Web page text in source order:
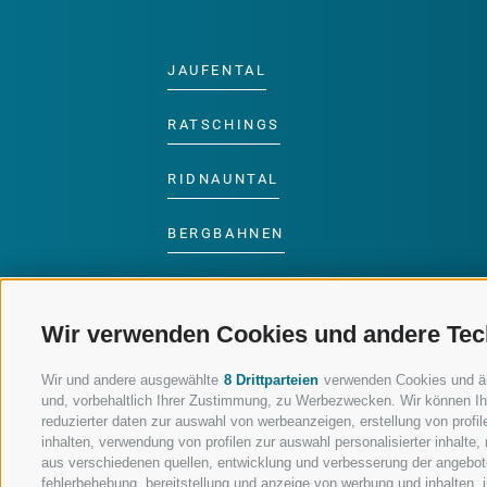
Wir verwenden Cookies und andere
Wir und andere ausgewählte 8 Drittparteien verwenden Cookies und
und, vorbehaltlich Ihrer Zustimmung, zu Werbezwecken. Wir können
reduzierter daten zur auswahl von werbeanzeigen, erstellung von
inhalten, verwendung von profilen zur auswahl personalisierter
aus verschiedenen quellen, entwicklung und verbesserung der
fehlerbehebung, bereitstellung und anzeige von werbung und
JAUFENTAL
RATSCHINGS
RIDNAUNTAL
BERGBAHNEN
LUISL'S SKISCHULE IN